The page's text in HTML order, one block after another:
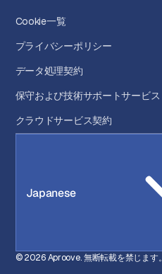
Cookie一覧
プライバシーポリシー
データ処理契約
保守および技術サポートサービス
クラウドサービス契約
Japanese
© 2026 Aproove. 無断転載を禁じます。